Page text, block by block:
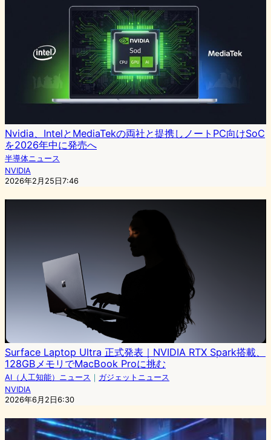
Nvidia、IntelとMediaTekの両社と提携しノートPC向けSoC
を2026年中に発売へ
半導体ニュース
NVIDIA
2026年2月25日7:46
Surface Laptop Ultra 正式発表｜NVIDIA RTX Spark搭載、
128GBメモリでMacBook Proに挑む
AI（人工知能）ニュース ｜ ガジェットニュース
NVIDIA
2026年6月2日6:30